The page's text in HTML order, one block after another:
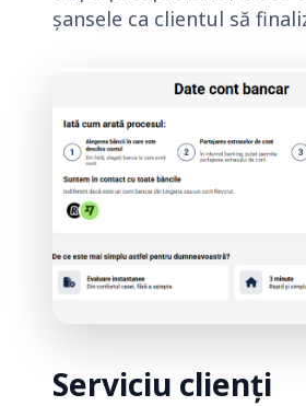
șansele ca clientul să
Serviciu clienți